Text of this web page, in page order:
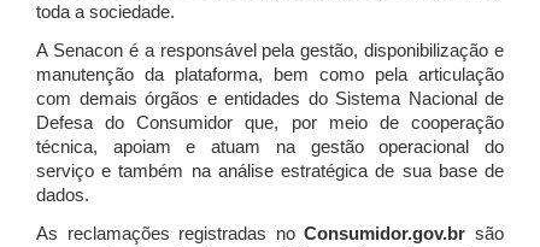
toda a sociedade.
A Senacon é a responsável pela gestão, disponibilização e
manutenção da plataforma, bem como pela articulação
com demais órgãos e entidades do Sistema Nacional de
Defesa do Consumidor que, por meio de cooperação
técnica, apoiam e atuam na gestão operacional do
serviço e também na análise estratégica de sua base de
dados.
As reclamações registradas noConsumidor.gov.br são